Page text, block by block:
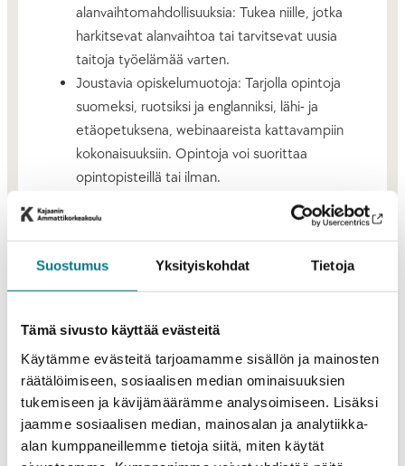
Suostumus Yksityiskohdat Tietoja
Tämä sivusto käyttää evästeitä
Käytämme evästeitä tarjoamamme sisällön ja mainosten
räätälöimiseen, sosiaalisen median ominaisuuksien
tukemiseen ja kävijämäärämme analysoimiseen. Lisäksi
jaamme sosiaalisen median, mainosalan ja analytiikka-
alan kumppaneillemme tietoja siitä, miten käytät
alanvaihtomahdollisuuksia: Tukea niille, jotka
harkitsevat alanvaihtoa tai tarvitsevat uusia
taitoja työelämää varten.
Joustavia opiskelumuotoja: Tarjolla opintoja
suomeksi, ruotsiksi ja englanniksi, lähi- ja
etäopetuksena, webinaareista kattavampiin
kokonaisuuksiin. Opintoja voi suorittaa
opintopisteillä tai ilman.
Miten Opin.fi-palvelu toimii?
Palvelussa voi selata laajaa avointen opintojen
aihealue). Inspiroivat teemat kokoavat yhteen
ajankohtaisia opintokokonaisuuksia, jotka voivat avata
uusia näkökulmia. Kun sopivat opinnot löytyvät,
ilmoittautuminen tapahtuu suoraan korkeakoulun
omassa palvelussa.